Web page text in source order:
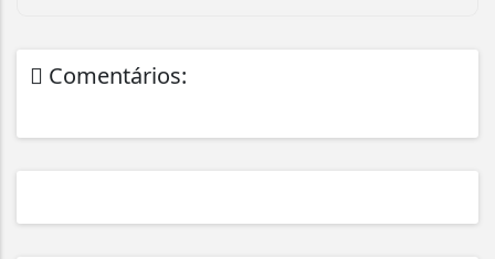
Comentários: